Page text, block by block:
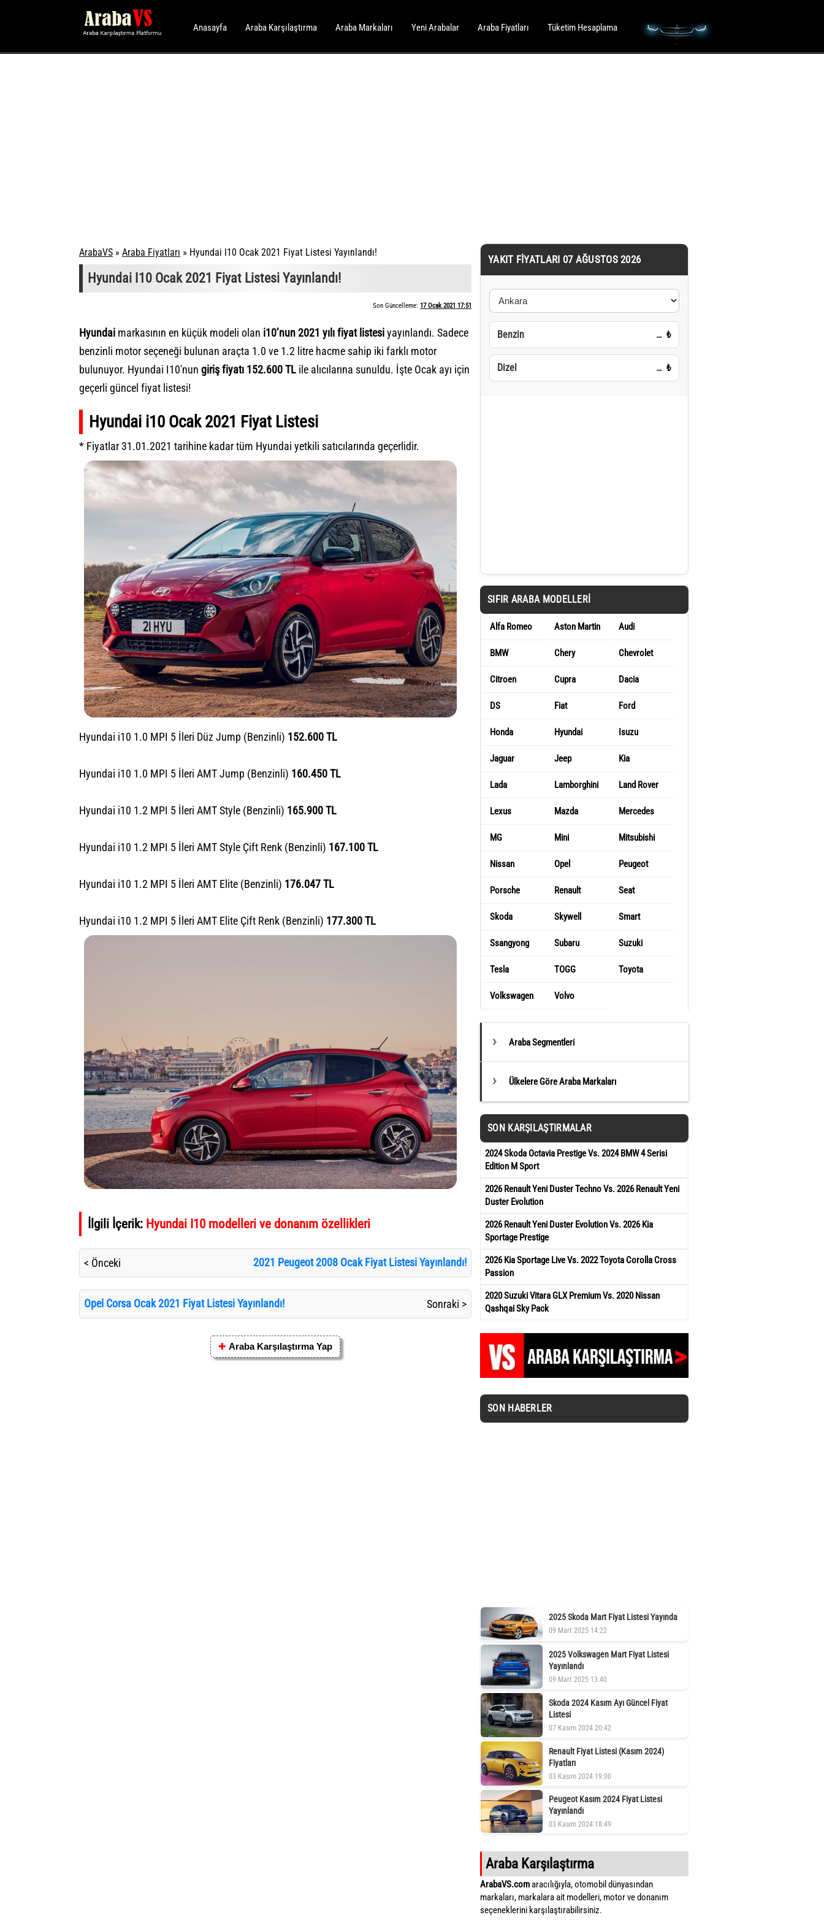
Anasayfa Araba Karşılaştırma Araba Markaları Yeni Arabalar Araba Fiyatları Tüketim Hesaplama
ArabaVS » Araba Fiyatları » Hyundai I10 Ocak 2021 Fiyat Listesi Yayınlandı!
Hyundai I10 Ocak 2021 Fiyat Listesi Yayınlandı!
Son Güncelleme: 17 Ocak 2021 17:51
Hyundai markasının en küçük modeli olan i10’nun2021 yılı fiyat listesiyayınlandı. Sadece
benzinli motor seçeneği bulunan araçta 1.0 ve 1.2 litre hacme sahip iki farklı motor
bulunuyor. Hyundai I10'nun giriş fiyatı 152.600 TL ile alıcılarına sunuldu. İşte Ocak ayı için
geçerli güncel fiyat listesi!
Hyundai i10 Ocak 2021 Fiyat Listesi
* Fiyatlar 31.01.2021 tarihine kadar tüm Hyundai yetkili satıcılarında geçerlidir.
Hyundai i10 1.0 MPI 5 İleri Düz Jump (Benzinli) 152.600 TL
Hyundai i10 1.0 MPI 5 İleri AMT Jump (Benzinli) 160.450 TL
Hyundai i10 1.2 MPI 5 İleri AMT Style (Benzinli) 165.900 TL
Hyundai i10 1.2 MPI 5 İleri AMT Style Çift Renk (Benzinli) 167.100 TL
Hyundai i10 1.2 MPI 5 İleri AMT Elite (Benzinli) 176.047 TL
Hyundai i10 1.2 MPI 5 İleri AMT Elite Çift Renk (Benzinli) 177.300 TL
İlgili İçerik: Hyundai I10 modelleri ve donanım özellikleri
< Önceki 2021 Peugeot 2008 Ocak Fiyat Listesi Yayınlandı!
Opel Corsa Ocak 2021 Fiyat Listesi Yayınlandı! Sonraki >
✚ Araba Karşılaştırma Yap
YAKIT FIYATLARI 07 AĞUSTOS 2026
Benzin … ₺
Dizel … ₺
SIFIR ARABA MODELLERI
Alfa Romeo Aston Martin Audi
BMW Chery Chevrolet
Citroen Cupra Dacia
DS Fiat Ford
Honda Hyundai Isuzu
Jaguar Jeep Kia
Lada Lamborghini Land Rover
Lexus Mazda Mercedes
MG Mini Mitsubishi
Nissan Opel Peugeot
Porsche Renault Seat
Skoda Skywell Smart
Ssangyong Subaru Suzuki
Tesla TOGG Toyota
Volkswagen Volvo
Araba Segmentleri
Ülkelere Göre Araba Markaları
SON KARŞILAŞTIRMALAR
2024 Skoda Octavia Prestige Vs. 2024 BMW 4 Serisi
Edition M Sport
2026 Renault Yeni Duster Techno Vs. 2026 Renault Yeni
Duster Evolution
2026 Renault Yeni Duster Evolution Vs. 2026 Kia
Sportage Prestige
2026 Kia Sportage Live Vs. 2022 Toyota Corolla Cross
Passion
2020 Suzuki Vitara GLX Premium Vs. 2020 Nissan
Qashqai Sky Pack
SON HABERLER
2025 Skoda Mart Fiyat Listesi Yayında
09 Mart 2025 14:22
2025 Volkswagen Mart Fiyat Listesi
Yayınlandı
09 Mart 2025 13:40
Skoda 2024 Kasım Ayı Güncel Fiyat
Listesi
07 Kasım 2024 20:42
Renault Fiyat Listesi (Kasım 2024)
Fiyatları
03 Kasım 2024 19:00
Peugeot Kasım 2024 Fiyat Listesi
Yayınlandı
03 Kasım 2024 18:49
Araba Karşılaştırma
ArabaVS.comaracılığıyla, otomobil dünyasından
markaları, markalara ait modelleri, motor ve donanım
seçeneklerini karşılaştırabilirsiniz.